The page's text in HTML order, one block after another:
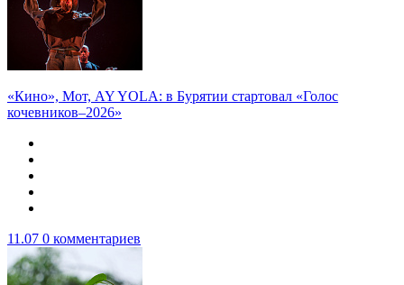
«Кино», Мот, AY YOLA: в Бурятии стартовал «Голос
кочевников–2026»
11.07 0 комментариев